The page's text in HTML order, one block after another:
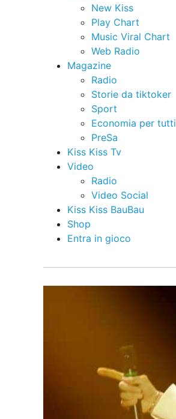
New Kiss
Play Chart
Music Viral Chart
Web Radio
Magazine
Radio
Storie da tiktoker
Sport
Economia per tutti
PreSa
Kiss Kiss Tv
Video
Radio
Video Social
Kiss Kiss BauBau
Shop
Entra in gioco